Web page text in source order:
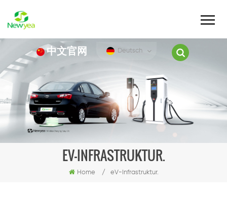
中文官网 Deutsch
EV-INFRASTRUKTUR.
Home / eV-Infrastruktur.